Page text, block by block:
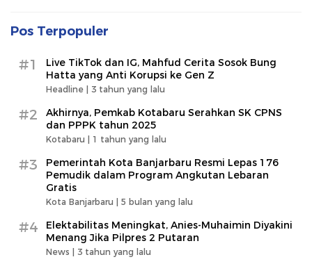
Pos Terpopuler
#1
Live TikTok dan IG, Mahfud Cerita Sosok Bung
Hatta yang Anti Korupsi ke Gen Z
Headline | 3 tahun yang lalu
#2
Akhirnya, Pemkab Kotabaru Serahkan SK CPNS
dan PPPK tahun 2025
Kotabaru | 1 tahun yang lalu
#3
Pemerintah Kota Banjarbaru Resmi Lepas 176
Pemudik dalam Program Angkutan Lebaran
Gratis
Kota Banjarbaru | 5 bulan yang lalu
#4
Elektabilitas Meningkat, Anies-Muhaimin Diyakini
Menang Jika Pilpres 2 Putaran
News | 3 tahun yang lalu